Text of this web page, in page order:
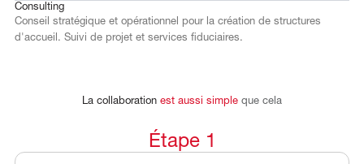
Consulting
Conseil stratégique et opérationnel pour la création de structures
d'accueil. Suivi de projet et services fiduciaires.
La collaboration est aussi simple que cela
Étape 1